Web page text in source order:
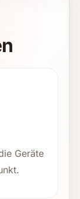
Geräte